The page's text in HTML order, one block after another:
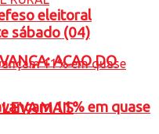
ACAO DO
MAIS
eleitoral
sábado (04)
11% em quase